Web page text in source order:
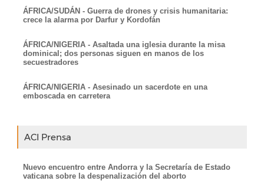
ÁFRICA/SUDÁN - Guerra de drones y crisis humanitaria:
crece la alarma por Darfur y Kordofán
ÁFRICA/NIGERIA - Asaltada una iglesia durante la misa
dominical; dos personas siguen en manos de los
secuestradores
ÁFRICA/NIGERIA - Asesinado un sacerdote en una
emboscada en carretera
ACI Prensa
Nuevo encuentro entre Andorra y la Secretaría de Estado
vaticana sobre la despenalización del aborto